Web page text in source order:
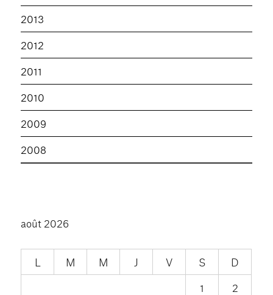
2013
2012
2011
2010
2009
2008
août 2026
L M M J V S
D
1
2